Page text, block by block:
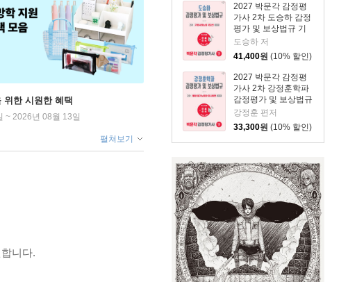
2027 박문각 감정평
가사 2차 도승하 감정
평가 및 보상법규 기
본사례노트 182선
도승하 저
41,400원 (10% 할인)
2027 박문각 감정평
가사 2차 강정훈학파
감정평가 및 보상법규
통합 필기노트와 미니
강정훈 편저
33,300원 (10% 할인)
위한 시원한 혜택
~ 2026년 08월 13일
펼쳐보기
니다.